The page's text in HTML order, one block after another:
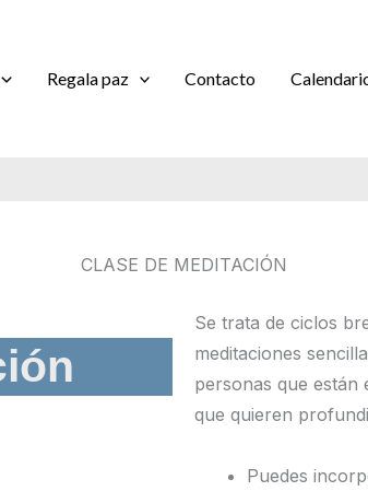
Regala paz Contacto
CLASE DE MEDITACIÓN
Se trata de ciclos
meditaciones
personas que están
que quieren
Puedes